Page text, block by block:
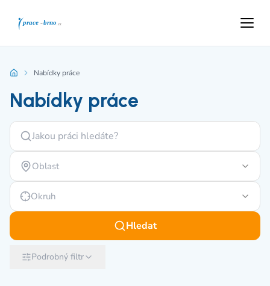
Nabídky práce
Nabídky práce
Oblast
Okruh
Hledat
Podrobný filtr